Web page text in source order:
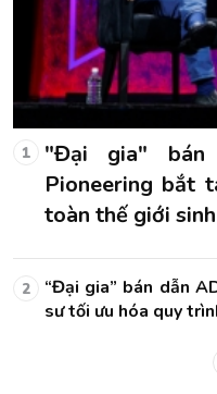
1
"Đại gia" bán
Pioneering bắt
toàn thế giới
2
“Đại gia” bán dẫn
sư tối ưu hóa quy